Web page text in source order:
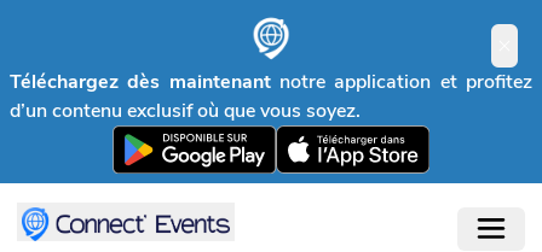
Téléchargez dès maintenant notre application et profitez
d’un contenu exclusif où que vous soyez.